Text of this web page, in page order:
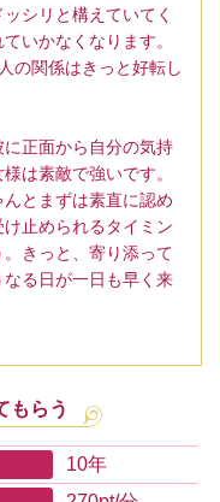
シリと構えていてく
いかなくなります。
の関係はきっと好転し
正面から自分の気持
は素敵で強いです。
とまずは素直に認め
止められるタイミン
きっと、寄り添って
る日が一日も早く来
もらう
10年